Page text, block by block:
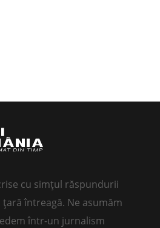
cu simțul răspundurii
întreagă. Ne asumăm
într-un jurnalism